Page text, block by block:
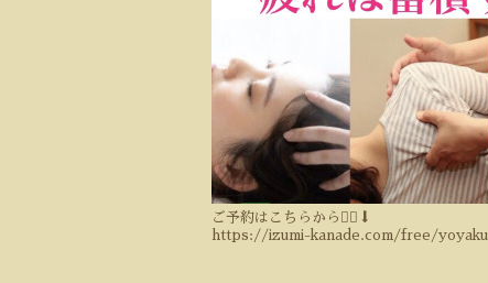
ご予約はこちらから💁‍♀️⬇️
https://izumi-kanade.com/free/yoyaku